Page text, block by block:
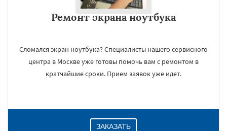
Ремонт экрана ноутбука
Сломался экран ноутбука? Специалисты нашего сервисного
центра в Москве уже готовы помочь вам с ремонтом в
кратчайшие сроки. Прием заявок уже идет.
ЗАКАЗАТЬ